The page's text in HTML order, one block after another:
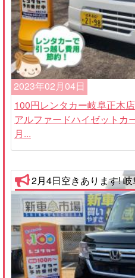
2023年02月04日
100円レンタカー岐阜正木
アルファードハイゼットカ
月...
2月4日空きあります!